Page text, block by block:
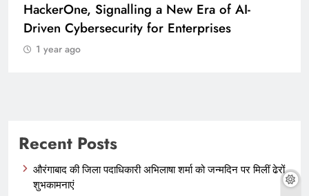
HackerOne, Signalling a New Era of AI-
Driven Cybersecurity for Enterprises
1 year ago
Recent Posts
औरंगाबाद की जिला पदाधिकारी अभिलाषा शर्मा को जन्मदिन पर मिलीं ढेरों
शुभकामनाएं